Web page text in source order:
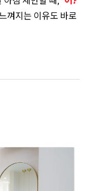
껴지는 이유도 바로